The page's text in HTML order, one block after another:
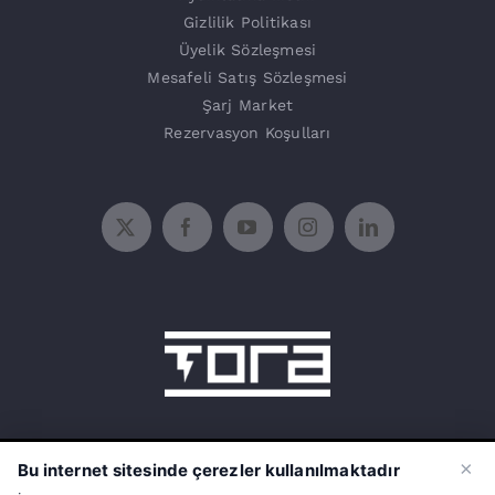
Gizlilik Politikası
Üyelik Sözleşmesi
Mesafeli Satış Sözleşmesi
Şarj Market
Rezervasyon Koşulları
15 Temmuz Mah. 1468 Sok. No:5/31
×
Bu internet sitesinde çerezler kullanılmaktadır